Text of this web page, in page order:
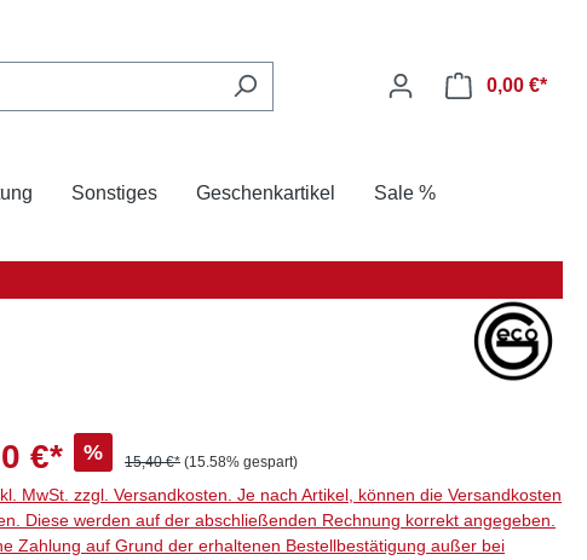
0,00 €*
Sonstiges Geschenkartikel Sale %
€* % 15,40 €* (15.58% gespart)
MwSt. zzgl. Versandkosten. Je nach Artikel, können die Versandkosten
Diese werden auf der abschließenden Rechnung korrekt angegeben.
Zahlung auf Grund der erhaltenen Bestellbestätigung außer bei